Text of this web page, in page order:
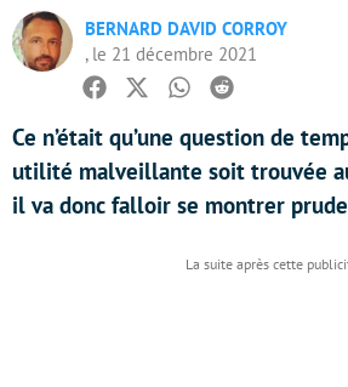
BERNARD DAVID CORROY
, le 21 décembre 2021
Facebook
TwitterWhatsapp
Reddit
Ce n’était qu’une question de
utilité malveillante soit trouvée
il va donc falloir se montrer